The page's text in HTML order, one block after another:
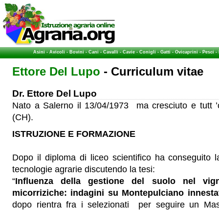
Asini-Avicoli-Bovini-Cani-Cavalli-Cavie-Conigli-Gatti-Ovicaprini-Pesci-
Ettore Del Lupo - Curriculum vitae
Dr. Ettore Del Lupo
Nato a Salerno il 13/04/1973 ma cresciuto e tutt
(CH).
ISTRUZIONE E FORMAZIONE
Dopo il diploma di liceo scientifico ha conseguito
tecnologie agrarie discutendo la tesi:
“Influenza della gestione del suolo nel
micorriziche: indagini su Montepulciano
dopo rientra fra i selezionati per seguire un